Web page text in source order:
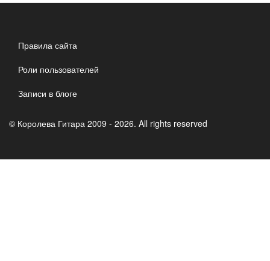
Правила сайта
Роли пользователей
Записи в блоге
© Королева Гитара 2009 - 2026. All rights reserved